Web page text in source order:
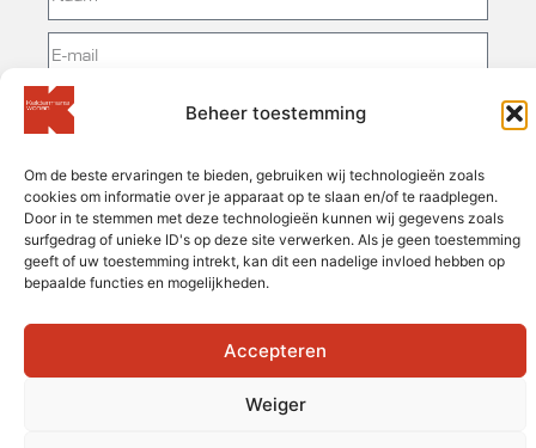
Beheer toestemming
Om de beste ervaringen te bieden, gebruiken wij technologieën zoals
cookies om informatie over je apparaat op te slaan en/of te raadplegen.
Door in te stemmen met deze technologieën kunnen wij gegevens zoals
surfgedrag of unieke ID's op deze site verwerken. Als je geen toestemming
geeft of uw toestemming intrekt, kan dit een nadelige invloed hebben op
bepaalde functies en mogelijkheden.
Accepteren
Weiger
Inschrijven
Cookiebeleid︱ Privacyverklaring︱ Disclaimer
© 2024 - Webdesign by We aRe Connected